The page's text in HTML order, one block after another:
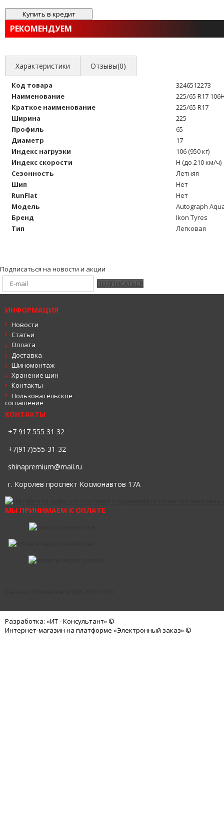
РЕКОМЕНДУЕМ
Характеристики Отзывы(0)
Код товара
3246512273
Наименование
225/65 R17
Краткое наименование
225/65 R17
Ширина
225
Профиль
65
Диаметр
17
Индекс нагрузки
106 (950 кг)
Индекс скорости
H (до 210 км/ч)
Сезонность
Летняя
Шип
Нет
RunFlat
Нет
Модель
Autograph
Бренд
Ikon Tyres
Тип
Легковая
Подписаться на новости и акции
ПОДПИСАТЬСЯ
ИНФОРМАЦИЯ
Новости
Статьи
Оплата
Доставка
Шиномонтаж
Хранение шин
Контакты
Пользовательское
соглашение
КОНТАКТЫ
+7 917 555 31 32
+7(917)555-31-32
shinapremium@mail.ru
г. Королев проспект Космонавтов 17А
МЫ ПРИНИМАЕМ К ОПЛАТЕ
Разработка: «ИТ - Консультант» ©
Интернет-магазин на платформе «Электронный заказ» ©